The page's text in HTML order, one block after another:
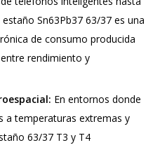
Sn63Pb37 63/37 es una
de consumo producida
rendimiento y
En entornos donde
a temperaturas extremas y
63/37 T3 y T4